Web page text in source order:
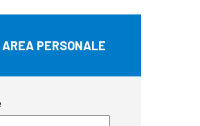
AREA PERSONALE